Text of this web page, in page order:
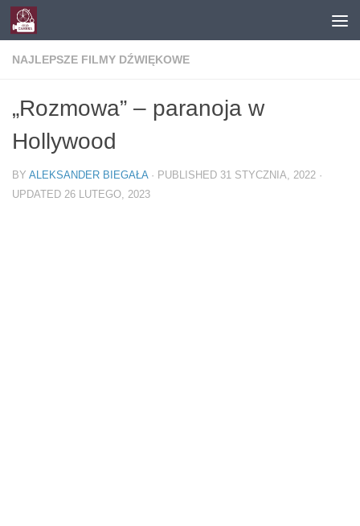
Skip to content
NAJLEPSZE FILMY DŹWIĘKOWE
„Rozmowa” – paranoja w
Hollywood
BY ALEKSANDER BIEGAŁA · PUBLISHED 31 STYCZNIA, 2022 ·
UPDATED 26 LUTEGO, 2023